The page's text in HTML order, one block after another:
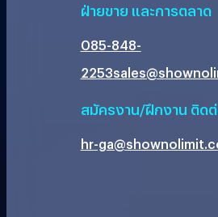
ฝ่ายขาย และการตลาด
085-848-
2253
สมัครงาน/ฝึกงาน ติด
hr-